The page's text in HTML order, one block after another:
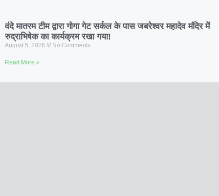
वंदे मातरम टीम द्वारा गोगा गेट सर्कल के पास जबरेश्वर महादेव मंदिर में
रुद्राभिषेक का कार्यक्रम रखा गया!
August 5, 2026 No Comments
Read More »